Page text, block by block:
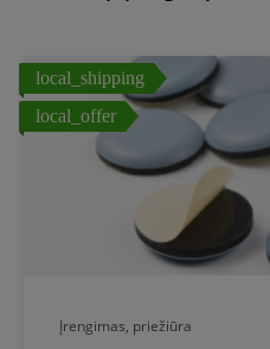
Įrengimas, priežiūra
local_shipping
local_offer